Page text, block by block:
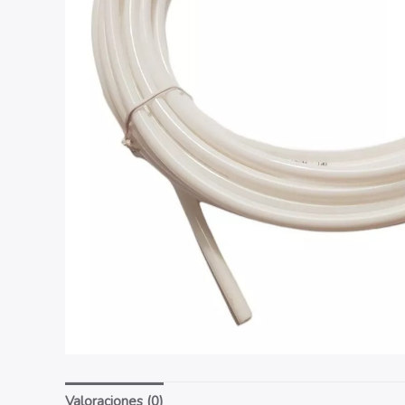
Valoraciones (0)